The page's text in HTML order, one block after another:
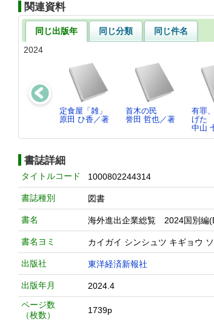
関連資料
同じ出版年 同じ分類
同じ件名
2024
定食屋「雑」
原田 ひ香／著
首木の民
誉田 哲也／著
有罪
げた
中山
書誌詳細
タイトルコード 1000802244314
書誌種別 図書
書名 海外進出企業総覧 2024国別編
書名ヨミ カイガイ シンシュツ キギョウ
出版社 東洋経済新報社
出版年月
2024.4
ページ数
（枚数）
1739p